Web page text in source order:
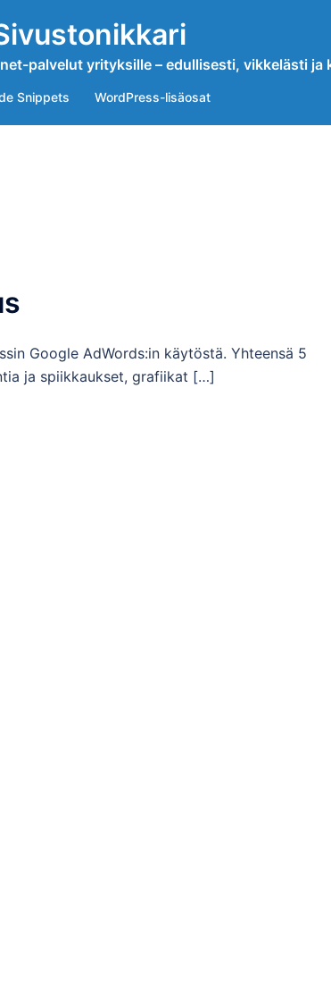
palvelut yrityksille – edullisesti, vikkelästi ja
Snippets WordPress-lisäosat
Google AdWords:in käytöstä. Yhteensä 5
ja spiikkaukset, grafiikat […]